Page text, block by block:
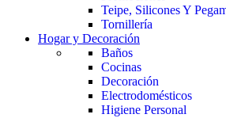
Teipe, Silicones Y
Tornillería
Hogar y Decoración
Baños
Cocinas
Decoración
Electrodomésticos
Higiene Personal